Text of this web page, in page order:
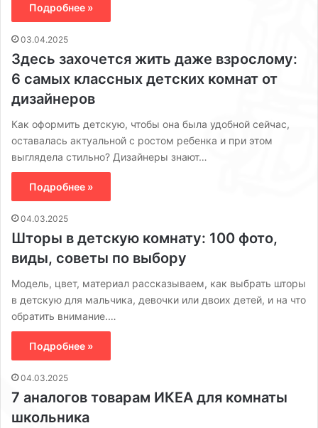
Подробнее »
03.04.2025
Здесь захочется жить даже взрослому:
6 самых классных детских комнат от
дизайнеров
Как оформить детскую, чтобы она была удобной сейчас,
оставалась актуальной с ростом ребенка и при этом
выглядела стильно? Дизайнеры знают…
Подробнее »
04.03.2025
Шторы в детскую комнату: 100 фото,
виды, советы по выбору
Модель, цвет, материал рассказываем, как выбрать шторы
в детскую для мальчика, девочки или двоих детей, и на что
обратить внимание.…
Подробнее »
04.03.2025
7 аналогов товарам ИКЕА для комнаты
школьника